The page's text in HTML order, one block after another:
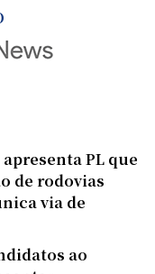
PL que
de rodovias
via de
ao